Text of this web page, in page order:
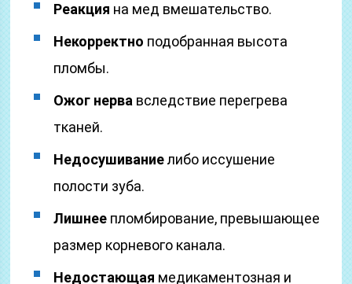
Реакция на мед вмешательство.
Некорректно подобранная высота
пломбы.
Ожог нерва вследствие перегрева
тканей.
Недосушиваниелибо иссушение
полости зуба.
Лишнее пломбирование, превышающее
размер корневого канала.
Недостающая медикаментозная и